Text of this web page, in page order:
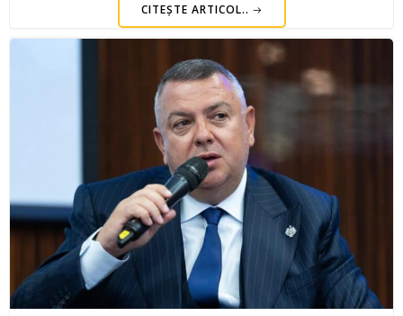
CITEȘTE ARTICOL..